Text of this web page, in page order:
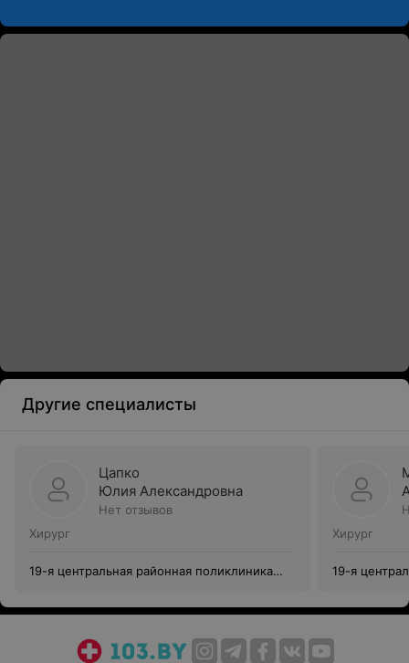
Другие специалисты
Цапко
Юлия Александровна
Нет отзывов
Хирург
19-я центральная районная поликлиника
Хирург
19-я